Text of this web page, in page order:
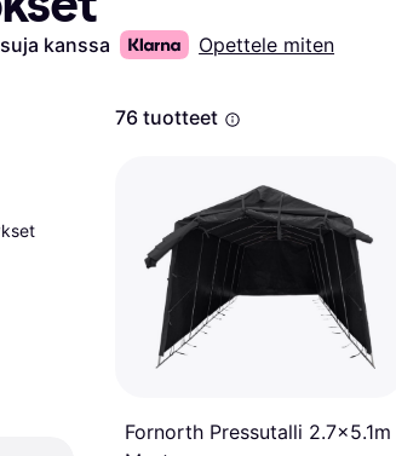
Maksa 30 päivän
kuluessa
H&M
Peten Koiratarvike
kanssa Opettele miten
76 tuotteet
Fornorth Pressutalli 2.7x5.1m